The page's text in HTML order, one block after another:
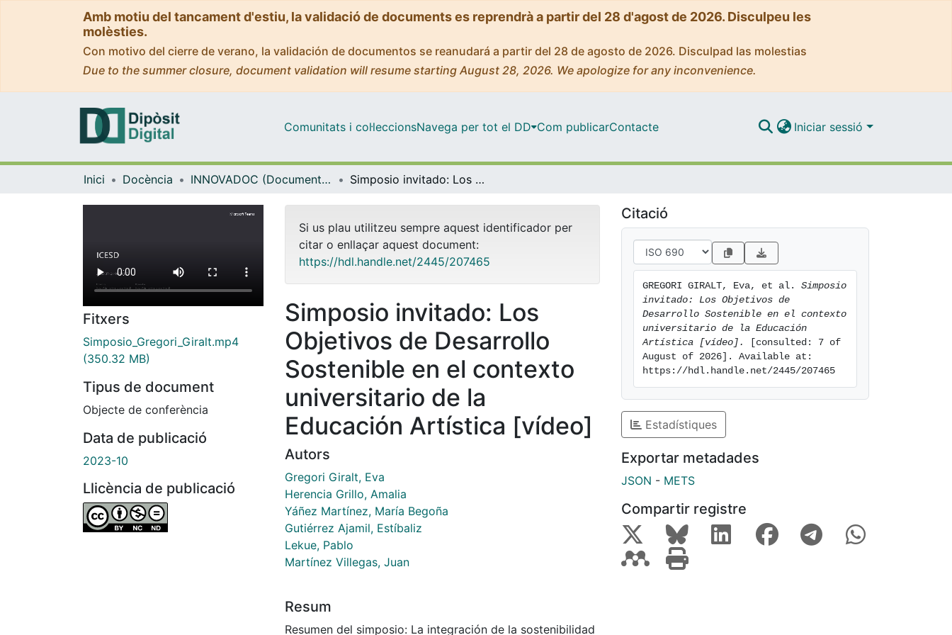
Amb motiu del tancament d'estiu, la validació de documents es reprendrà a partir del 28 d'agost de 2026. Disculpeu les
molèsties.
Con motivo del cierre de verano, la validación de documentos se reanudará a partir del 28 de agosto de 2026. Disculpad las molestias
Due to the summer closure, document validation will resume starting August 28, 2026. We apologize for any inconvenience.
Comunitats i col·leccionsNavega per tot el DD Com publicarContacte Iniciar sessió
Inici Docència INNOVADOC (Documents d'Innovació Docent) Simposio invitado: Los Objetivos de Desarrollo Sostenible en el contexto universitario de la Educación Artística [vídeo]
Fitxers
Simposio_Gregori_Giralt.mp4
(350.32 MB)
Tipus de document
Objecte de conferència
Data de publicació
2023-10
Llicència de publicació
Si us plau utilitzeu sempre aquest identificador per
citar o enllaçar aquest document:
https://hdl.handle.net/2445/207465
Simposio invitado: Los
Objetivos de Desarrollo
Sostenible en el contexto
universitario de la
Educación Artística [vídeo]
Autors
Gregori Giralt, Eva
Herencia Grillo, Amalia
Yáñez Martínez, María Begoña
Gutiérrez Ajamil, Estíbaliz
Lekue, Pablo
Martínez Villegas, Juan
Resum
Resumen del simposio: La integración de la sostenibilidad
Citació
GREGORI GIRALT, Eva, et al. Simposio
invitado: Los Objetivos de
Desarrollo Sostenible en el contexto
universitario de la Educación
Artística [vídeo].
[consulted: 7 of
August of 2026]. Available at:
https://hdl.handle.net/2445/207465
Estadístiques
Exportar metadades
JSON - METS
Compartir registre